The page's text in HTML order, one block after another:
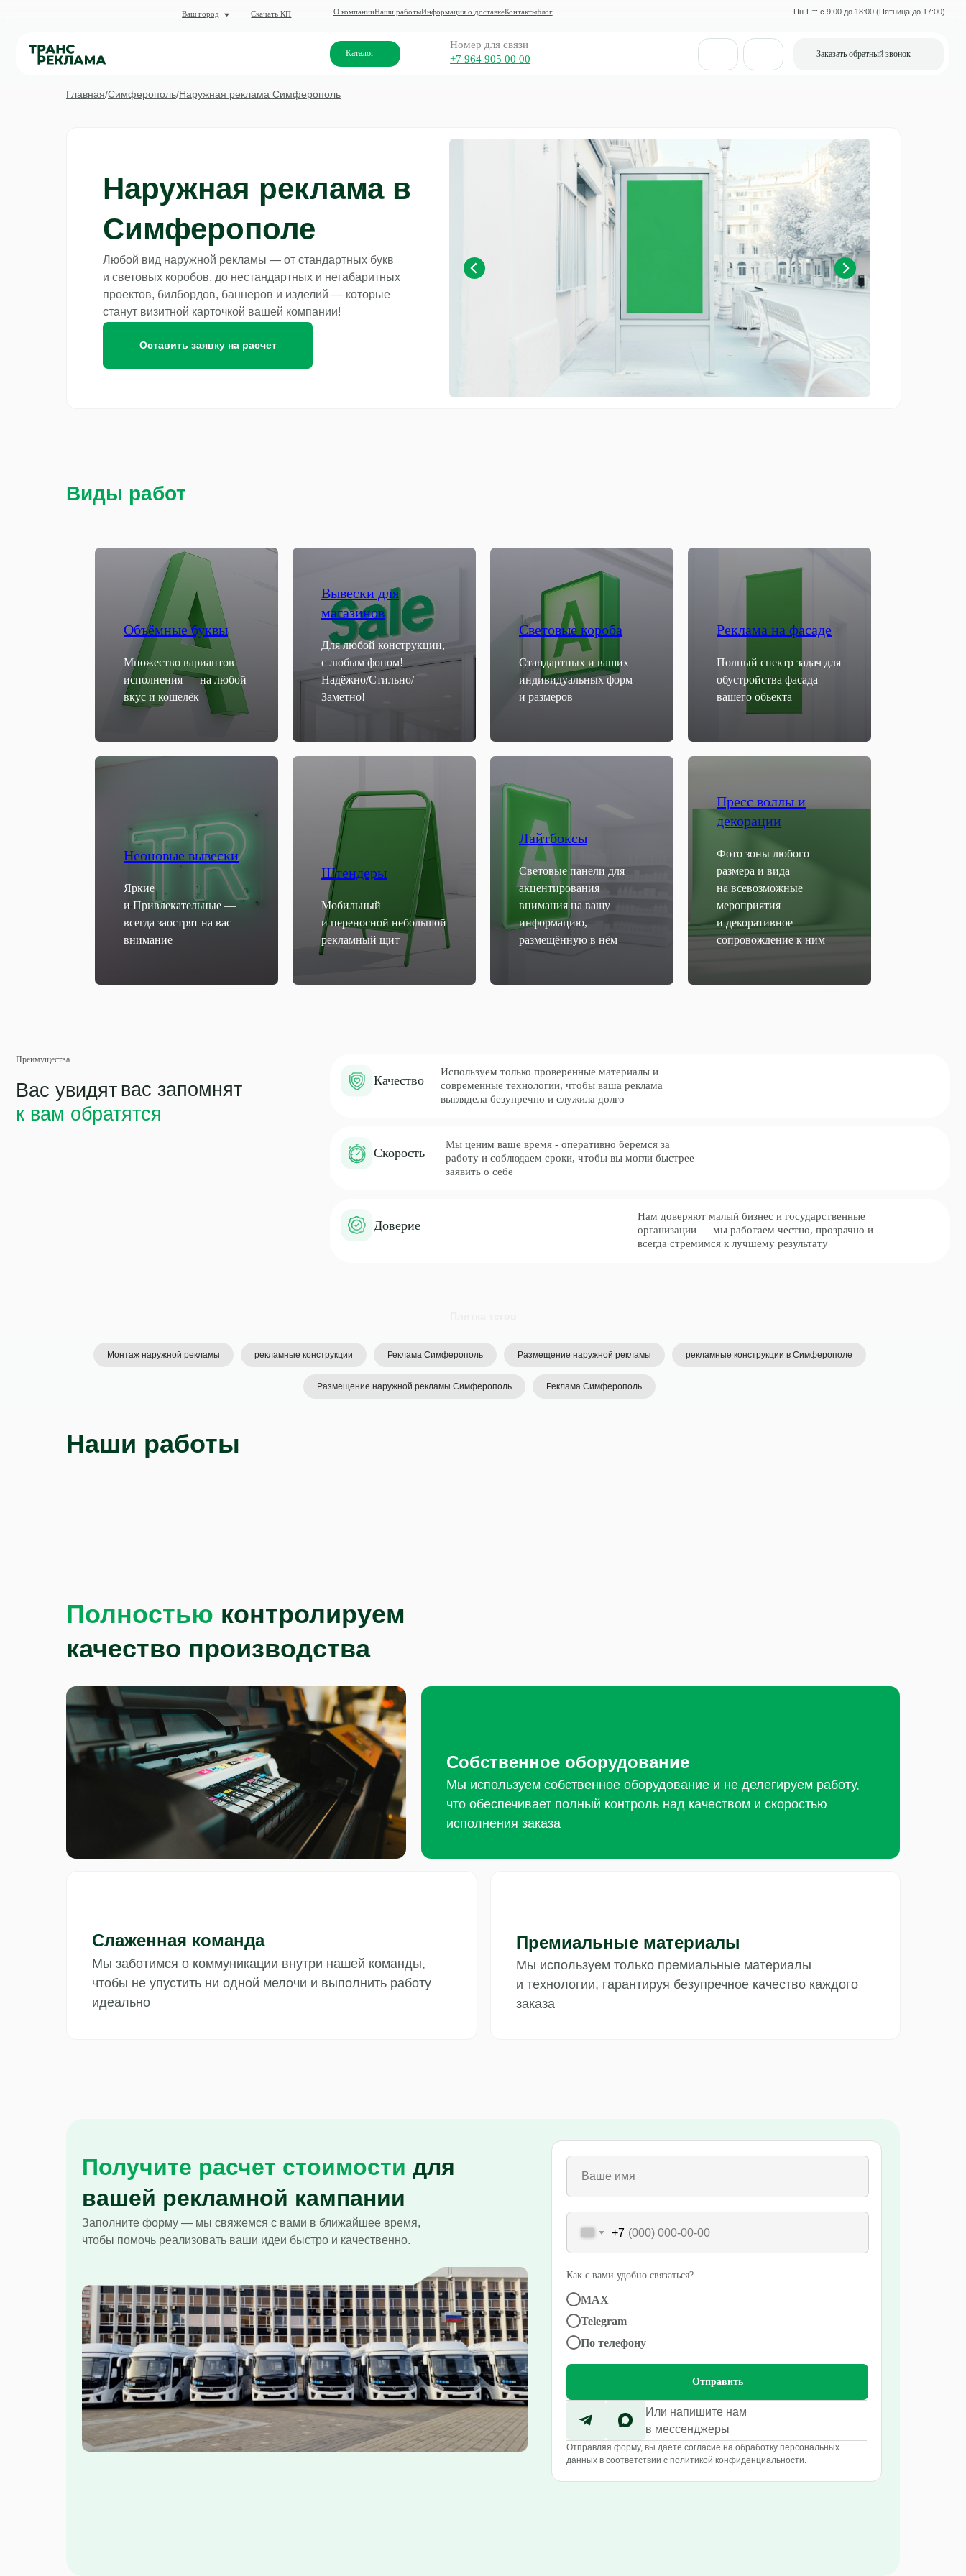
О компанииНаши работыИнформация о доставкеКонтактыБлог
Скачать КП
Ваш город Пн-Пт: с 9:00 до 18:00 (Пятница до 17:00)
Заказать обратный звонок
Каталог
Номер для связи
Главная/Симферополь/Наружная реклама Симферополь
Наружная реклама в
Симферополе
Любой вид наружной рекламы — от стандартных букв
и световых коробов, до нестандартных и негабаритных
проектов, билбордов, баннеров и изделий — которые
станут визитной карточкой вашей компании!
Оставить заявку на расчет
Виды работ
Объёмные буквы
Множество вариантов
исполнения — на любой
вкус и кошелёк
Вывески для
магазинов
Для любой конструкции,
с любым фоном!
Надёжно/Стильно/
Заметно!
Световые короба
Стандартных и ваших
индивидуальных форм
и размеров
Реклама на фасаде
Полный спектр задач для
обустройства фасада
вашего обьекта
Неоновые вывески
Яркие
и Привлекательные —
всегда заострят на вас
внимание
Штендеры
Мобильный
и переносной небольшой
рекламный щит
Лайтбоксы
Световые панели для
акцентирования
внимания на вашу
информацию,
размещённую в нём
Пресс воллы и
декорации
Фото зоны любого
размера и вида
на всевозможные
мероприятия
и декоративное
сопровождение к ним
Доверие
Нам доверяют малый бизнес и государственные
организации — мы работаем честно, прозрачно и
Используем только проверенные материалы и
современные технологии, чтобы ваша реклама
выглядела безупречно и служила долго
Монтаж наружной рекламы рекламные конструкции Реклама Симферополь Размещение наружной рекламы рекламные конструкции в Симферополе
Размещение наружной рекламы Симферополь Реклама Симферополь
Наши работы
Собственное оборудование
Мы используем собственное оборудование и не делегируем работу,
что обеспечивает полный контроль над качеством и скоростью
исполнения заказа
Полностью контролируем
качество производства
Премиальные материалы
Мы используем только премиальные материалы
и технологии, гарантируя безупречное качество каждого
заказа
Слаженная команда
Мы заботимся о коммуникации внутри нашей команды,
чтобы не упустить ни одной мелочи и выполнить работу
идеально
Получите расчет стоимости для
вашей рекламной кампании
Заполните форму — мы свяжемся с вами в ближайшее время,
чтобы помочь реализовать ваши идеи быстро и качественно.
+7
Как с вами удобно связаться?
MAX
Telegram
По телефону
Отправить
Или напишите нам
в мессенджеры
Отправляя форму, вы даёте согласие на обработку персональных
данных в соответствии с политикой конфиденциальности.